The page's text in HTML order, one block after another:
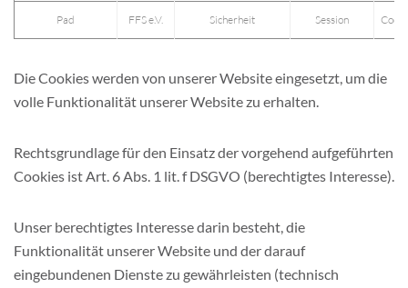
Pad FFS e.V. Sicherheit Session
Die Cookies werden von unserer Website eingesetzt, um die
volle Funktionalität unserer Website zu erhalten.
Rechtsgrundlage für den Einsatz der vorgehend aufgeführten
Cookies ist Art. 6 Abs. 1 lit. f DSGVO (berechtigtes Interesse).
Unser berechtigtes Interesse darin besteht, die
Funktionalität unserer Website und der darauf
eingebundenen Dienste zu gewährleisten (technisch